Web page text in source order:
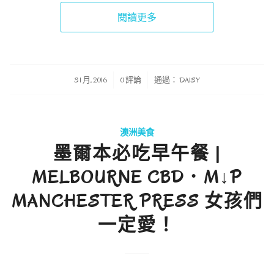
閱讀更多
3 1 月, 2016
/ 0 評論 通過： DAISY
澳洲美食
墨爾本必吃早午餐 |
MELBOURNE CBD．M↓P
MANCHESTER PRESS 女孩們
一定愛！